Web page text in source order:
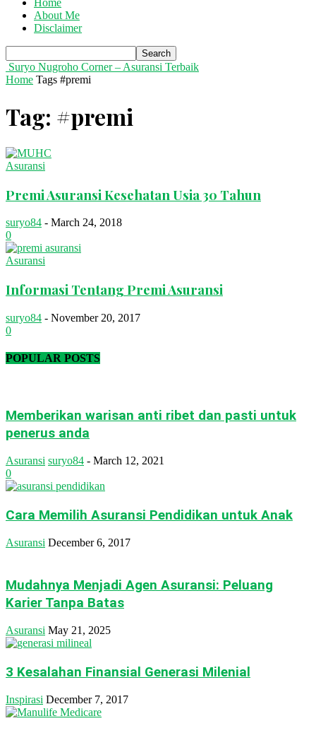
Home
About Me
Disclaimer
Suryo Nugroho Corner – Asuransi Terbaik
Home Tags #premi
Tag: #premi
Asuransi
Premi Asuransi Kesehatan Usia 30 Tahun
suryo84 - March 24, 2018
0
Asuransi
Informasi Tentang Premi Asuransi
suryo84 - November 20, 2017
0
POPULAR POSTS
Memberikan warisan anti ribet dan pasti untuk
penerus anda
Asuransi suryo84 - March 12, 2021
0
Cara Memilih Asuransi Pendidikan untuk Anak
Asuransi December 6, 2017
Mudahnya Menjadi Agen Asuransi: Peluang
Karier Tanpa Batas
Asuransi May 21, 2025
3 Kesalahan Finansial Generasi Milenial
Inspirasi December 7, 2017